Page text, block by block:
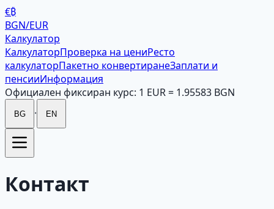
€₿
BGN/EUR
Калкулатор
КалкулаторПроверка на цениРесто
калкулаторПакетно конвертиранеЗаплати и
пенсииИнформация
Официален фиксиран курс: 1 EUR = 1.95583 BGN
BG · EN
Контакт